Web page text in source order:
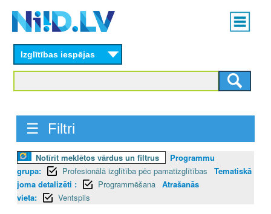
content
Main
menu
Izglītības iespējas
☰ Filtri
Notīrīt meklētos vārdus un filtrus
Programmu
grupa:
Profesionālā izglītība pēc pamatizglītības
Tematiskā
joma detalizēti :
Programmēšana Atrašanās
vieta:
Ventspils